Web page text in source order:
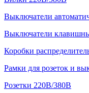
Выключатели
Выключатели
Коробки
Рамки для розеток и
Розетки 220В/380В